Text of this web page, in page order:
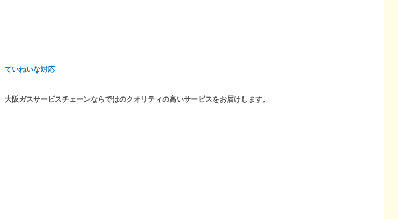
ていねいな対応
大阪ガスサービスチェーンならではのクオリティの高いサービスをお届けします。